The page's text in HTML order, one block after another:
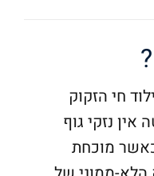
חי הזקוק
נזקי גוף
מוכחת